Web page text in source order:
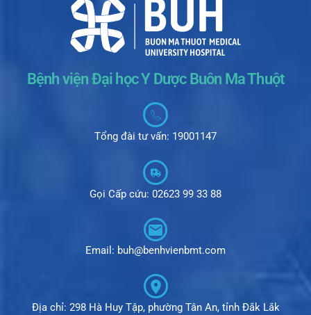
Bệnh viện Đại học Y Dược Buôn Ma Thuột
Tổng đài tư vấn: 19001147
Gọi Cấp cứu: 02623 99 33 88
Email: buh@benhvienbmt.com
Địa chỉ: 298 Hà Huy Tập, phường Tân An, tỉnh Đắk Lắk